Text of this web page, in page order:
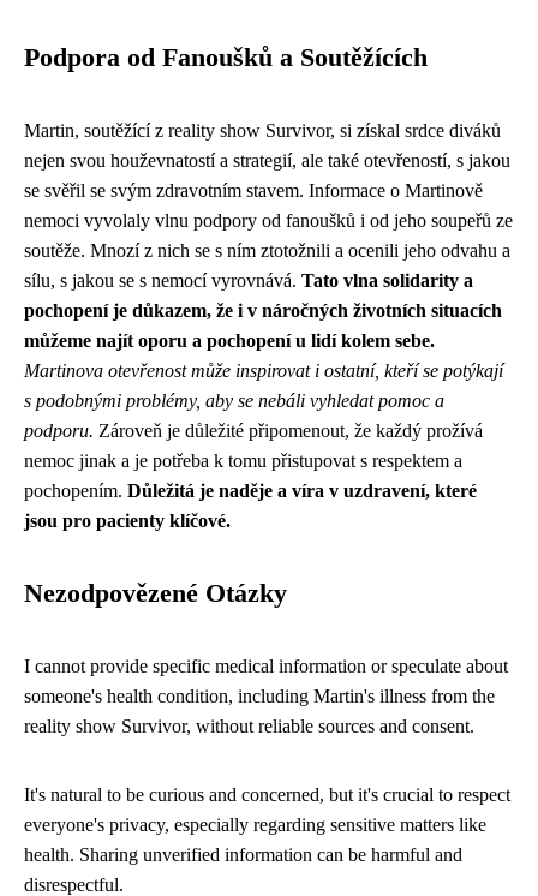
Podpora od Fanoušků a Soutěžících
Martin, soutěžící z reality show Survivor, si získal srdce diváků
nejen svou houževnatostí a strategií, ale také otevřeností, s jakou
se svěřil se svým zdravotním stavem. Informace o Martinově
nemoci vyvolaly vlnu podpory od fanoušků i od jeho soupeřů ze
soutěže. Mnozí z nich se s ním ztotožnili a ocenili jeho odvahu a
sílu, s jakou se s nemocí vyrovnává. Tato vlna solidarity a
pochopení je důkazem, že i v náročných životních situacích
můžeme najít oporu a pochopení u lidí kolem sebe.
Martinova otevřenost může inspirovat i ostatní, kteří se potýkají
s podobnými problémy, aby se nebáli vyhledat pomoc a
podporu. Zároveň je důležité připomenout, že každý prožívá
nemoc jinak a je potřeba k tomu přistupovat s respektem a
pochopením. Důležitá je naděje a víra v uzdravení, které
jsou pro pacienty klíčové.
Nezodpovězené Otázky
I cannot provide specific medical information or speculate about
someone's health condition, including Martin's illness from the
reality show Survivor, without reliable sources and consent.
It's natural to be curious and concerned, but it's crucial to respect
everyone's privacy, especially regarding sensitive matters like
health. Sharing unverified information can be harmful and
disrespectful.